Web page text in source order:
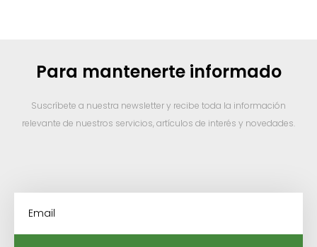
Para mantenerte informado
Suscríbete a nuestra newsletter y recibe toda la información
relevante de nuestros servicios, artículos de interés y novedades.